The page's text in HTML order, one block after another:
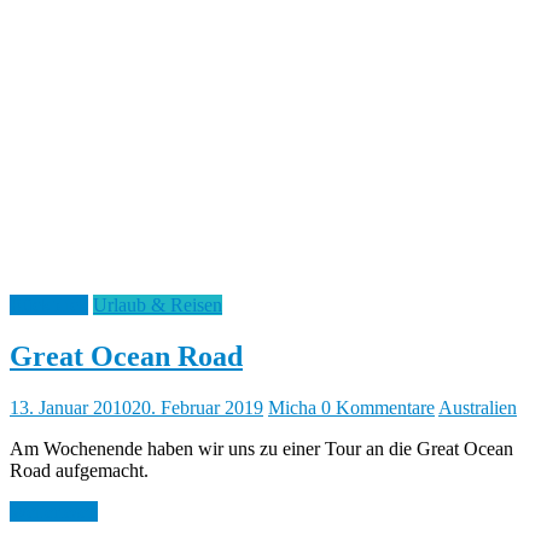
Urlaub & Reisen
Great Ocean Road
13. Januar 201020. Februar 2019 Micha 0 Kommentare Australien
Am Wochenende haben wir uns zu einer Tour an die Great Ocean
Road aufgemacht.